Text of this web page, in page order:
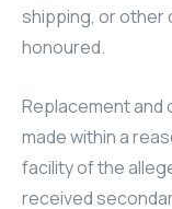
shipping, or other
honoured.
Replacement and
made within a
facility of the
received